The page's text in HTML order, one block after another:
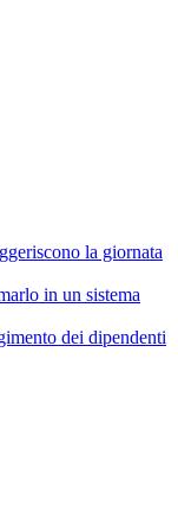
la giornata
in un sistema
dei dipendenti